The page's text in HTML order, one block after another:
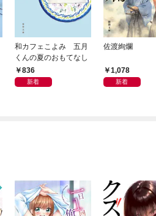
和カフェこよみ 五月
くんの夏のおもてなし
836
新着
佐渡絢爛
1,078
新着